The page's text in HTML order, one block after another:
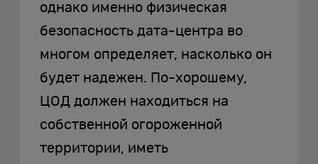
однако именно физическая
безопасность дата-центра во
многом определяет, насколько он
будет надежен. По-хорошему,
ЦОД должен находиться на
собственной огороженной
территории, иметь